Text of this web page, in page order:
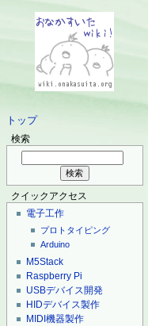
トップ
検索
クイックアクセス
電子工作
プロトタイピング
Arduino
M5Stack
Raspberry Pi
USBデバイス開発
HIDデバイス製作
MIDI機器製作